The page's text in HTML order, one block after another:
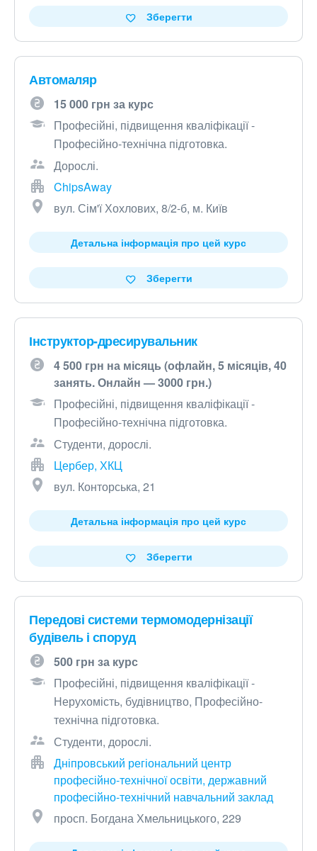
Зберегти
Автомаляр
15 000 грн за курс
Професійні, підвищення кваліфікації -
Професійно-технічна підготовка.
Дорослі.
ChipsAway
вул. Сім'ї Хохлових, 8/2-б, м. Київ
Детальна інформація про цей курс
Зберегти
Інструктор-дресирувальник
4 500 грн на місяць (офлайн, 5 місяців, 40
занять. Онлайн — 3000 грн.)
Професійні, підвищення кваліфікації -
Професійно-технічна підготовка.
Студенти, дорослі.
Цербер, ХКЦ
вул. Конторська, 21
Детальна інформація про цей курс
Зберегти
Передові системи термомодернізації
будівель і споруд
500 грн за курс
Професійні, підвищення кваліфікації -
Нерухомість, будівництво, Професійно-
технічна підготовка.
Студенти, дорослі.
Дніпровський регіональний центр
професійно-технічної освіти, державний
професійно-технічний навчальний заклад
просп. Богдана Хмельницького, 229